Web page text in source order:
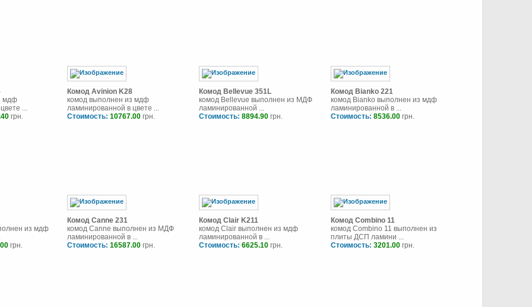
мдф
...
грн.
Комод Avinion K28
комод выполнен из мдф
ламинированной в цвете ...
Стоимость: 10767.00 грн.
Комод Bellevue 351L
комод Bellevue выполнен из МДФ
ламинированной ...
Стоимость: 8894.90 грн.
Комод Bianko 221
комод Bianko выполнен из мдф
ламинированной в ...
Стоимость: 8536.00 грн.
из мдф
грн.
Комод Canne 231
комод Canne выполнен из МДФ
ламинированной в ...
Стоимость: 16587.00 грн.
Комод Clair K211
комод Clair выполнен из мдф
ламинированной в ...
Стоимость: 6625.10 грн.
Комод Combino 11
комод Combino 11 выполнен из
плиты ДСП ламини ...
Стоимость: 3201.00 грн.